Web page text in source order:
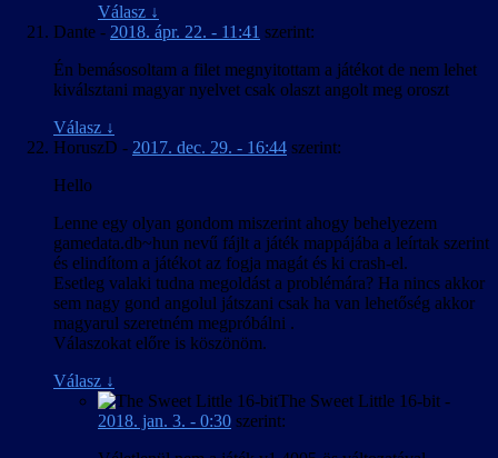
Válasz ↓
Dante - 2018. ápr. 22. - 11:41 szerint:
Én bemásosoltam a filet megnyitottam a játékot de nem lehet
kiválsztani magyar nyelvet csak olaszt angolt meg oroszt
Válasz ↓
HoruszD - 2017. dec. 29. - 16:44 szerint:
Hello
Lenne egy olyan gondom miszerint ahogy behelyezem
gamedata.db~hun nevű fájlt a játék mappájába a leírtak szerint
és elindítom a játékot az fogja magát és ki crash-el.
Esetleg valaki tudna megoldást a problémára? Ha nincs akkor
sem nagy gond angolul játszani csak ha van lehetőség akkor
magyarul szeretném megpróbálni .
Válaszokat előre is köszönöm.
Válasz ↓
The Sweet Little 16-bit -
2018. jan. 3. - 0:30 szerint: